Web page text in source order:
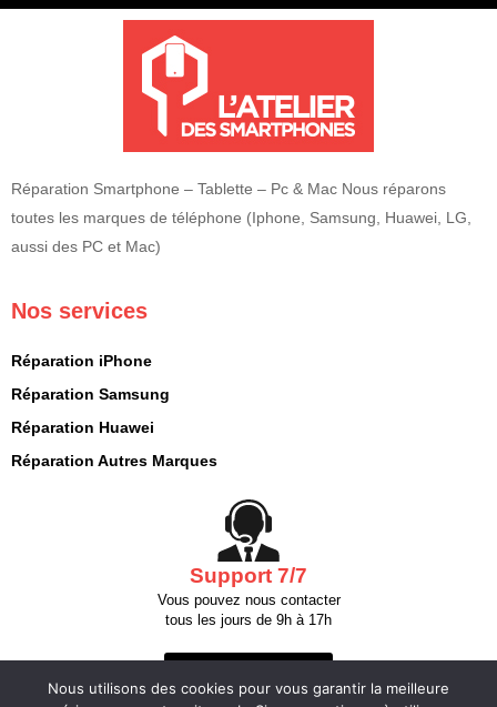
Réparation Smartphone – Tablette – Pc & Mac Nous réparons
toutes les marques de téléphone (Iphone, Samsung, Huawei, LG,
aussi des PC et Mac)
Nos services
Réparation iPhone
Réparation Samsung
Réparation Huawei
Réparation Autres Marques
Support 7/7
Vous pouvez nous contacter
tous les jours de 9h à 17h
Nous utilisons des cookies pour vous garantir la meilleure